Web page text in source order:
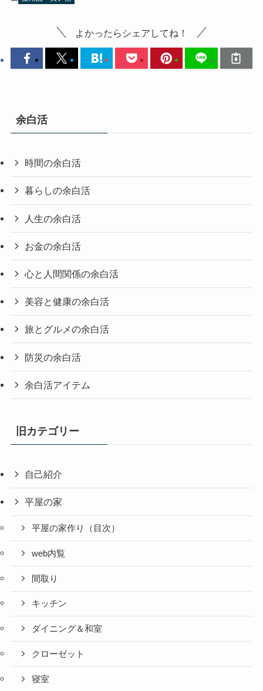
よかったらシェアしてね！
余白活
時間の余白活
暮らしの余白活
人生の余白活
お金の余白活
心と人間関係の余白活
美容と健康の余白活
旅とグルメの余白活
防災の余白活
余白活アイテム
旧カテゴリー
自己紹介
平屋の家
平屋の家作り（目次）
web内覧
間取り
キッチン
ダイニング＆和室
クローゼット
寝室